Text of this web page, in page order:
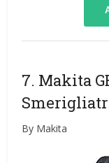
7. Makita
By Makita